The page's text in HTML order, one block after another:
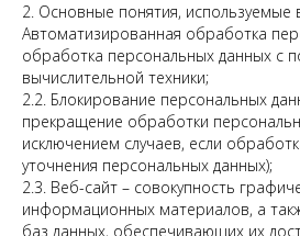
2. Основные понятия, используемые
Автоматизированная обработка
обработка персональных данных с
вычислительной техники;
2.2. Блокирование персональных
прекращение обработки
исключением случаев, если
уточнения персональных данных);
2.3. Веб-сайт – совокупность
информационных материалов, а
баз данных, обеспечивающих их